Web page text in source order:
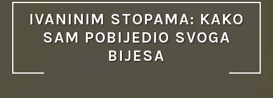
IVANINIM STOPAMA: KAKO
SAM POBIJEDIO SVOGA
BIJESA